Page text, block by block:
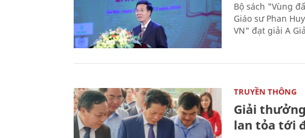
Bộ sách "Vùng
Giáo sư Phan
VN" đạt giải A
TRUYỀN THÔNG
Giải
lan tỏa tới